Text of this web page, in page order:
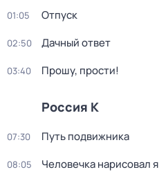
01:05 Отпуск
02:50 Дачный ответ
03:40 Прошу, прости!
Россия К
07:30 Путь подвижника
08:05 Человечка нарисовал я